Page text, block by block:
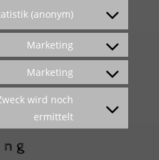
wordpress
complianz
(anonym)
Consent
service
burst-
statistics
Marketing
Consent
service
youtube
Marketing
Consent
service
google-
wird noch
ermittelt
Consent
to